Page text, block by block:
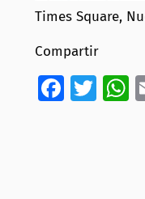
Times Square,
Compartir